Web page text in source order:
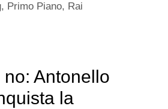
, Primo Piano, Rai
Antonello
la